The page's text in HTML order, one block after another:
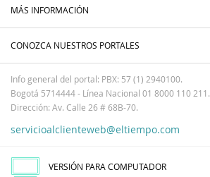
MÁS INFORMACIÓN
CONOZCA NUESTROS PORTALES
Info general del portal: PBX: 57 (1) 2940100.
Bogotá 5714444 - Línea Nacional 01 8000 110 211.
Dirección: Av. Calle 26 # 68B-70.
servicioalclienteweb@eltiempo.com
VERSIÓN PARA COMPUTADOR